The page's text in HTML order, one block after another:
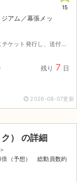
アム／幕張メッ
での返金しかねますのでよろしくお願いします。
残り 7 日
15
2026-08-07更新
） の詳細
（予想） 総動員数約